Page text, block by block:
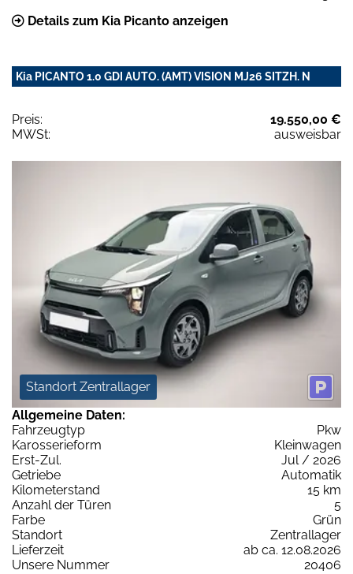
Details zum Kia Picanto anzeigen
Kia PICANTO 1.0 GDI AUTO. (AMT) VISION MJ26 SITZH. N
Preis:
19.550,00 €
MWSt:
ausweisbar
Standort Zentrallager
Allgemeine Daten:
Fahrzeugtyp
Pkw
Karosserieform
Kleinwagen
Erst-Zul.
Jul / 2026
Getriebe
Automatik
Kilometerstand
15 km
Anzahl der Türen
5
Farbe
Grün
Standort
Zentrallager
Lieferzeit
ab ca. 12.08.2026
Unsere Nummer
20406